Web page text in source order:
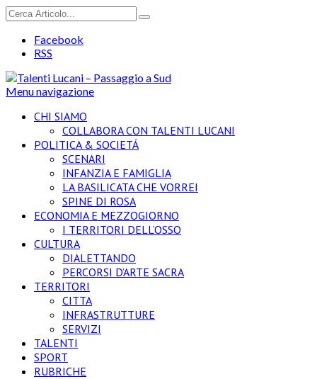
Facebook
RSS
Menu navigazione
CHI SIAMO
COLLABORA CON TALENTI LUCANI
POLITICA & SOCIETÁ
SCENARI
INFANZIA E FAMIGLIA
LA BASILICATA CHE VORREI
SPINE DI ROSA
ECONOMIA E MEZZOGIORNO
I TERRITORI DELL’OSSO
CULTURA
DIALETTANDO
PERCORSI D’ARTE SACRA
TERRITORI
CITTA
INFRASTRUTTURE
SERVIZI
TALENTI
SPORT
RUBRICHE